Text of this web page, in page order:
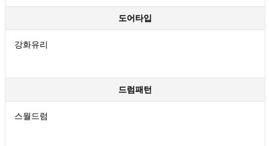
도어타입
강화유리
드럼패턴
스월드럼